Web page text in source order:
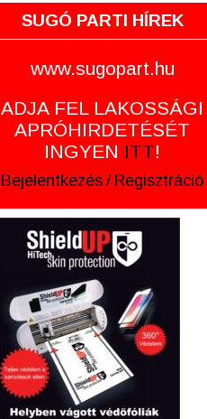
SUGÓ PARTI HÍREK
www.sugopart.hu
ADJA FEL LAKOSSÁGI
APRÓHIRDETÉSÉT
INGYEN ITT!
Bejelentkezés / Regisztráció